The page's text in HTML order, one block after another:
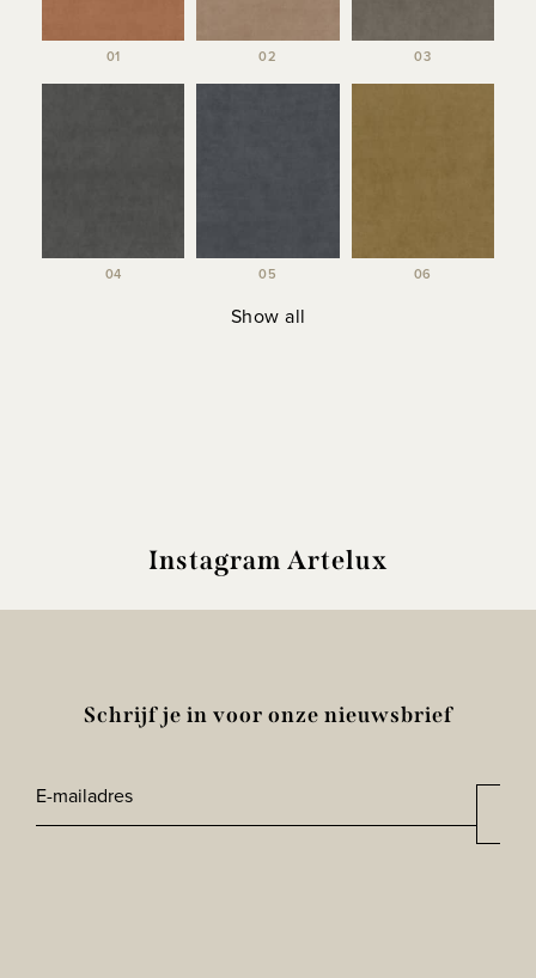
01 02 03
04 05 06
Show all
Instagram Artelux
Schrijf je in voor onze nieuwsbrief
E-
mailadres*